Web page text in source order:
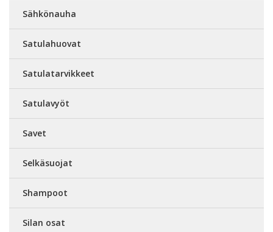
Sähkönauha
Satulahuovat
Satulatarvikkeet
Satulavyöt
Savet
Selkäsuojat
Shampoot
Silan osat